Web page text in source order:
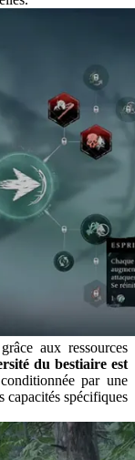
aux ressources
du bestiaire est
par une
capacités spécifiques